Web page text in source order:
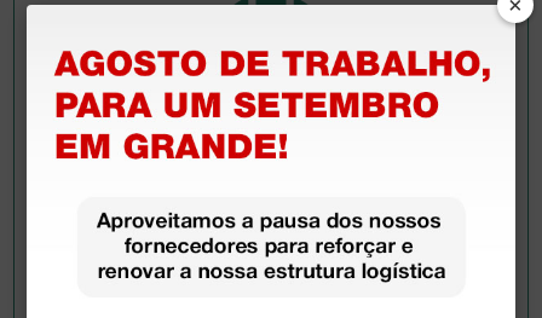
Pergunte a um colega
Ainda tem dúvidas?Necessita de mais
esclarecimentos? Envie agora a sua questão aos